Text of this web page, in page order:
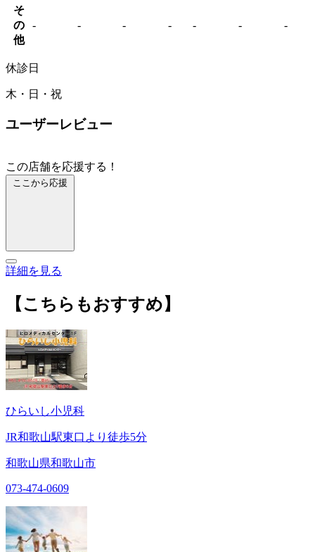
そ
の
他
- - - - - - -
休診日
木・日・祝
ユーザーレビュー
この店舗を応援する！
ここから応援
詳細を見る
【こちらもおすすめ】
ひらいし小児科
JR和歌山駅東口より徒歩5分
和歌山県和歌山市
073-474-0609